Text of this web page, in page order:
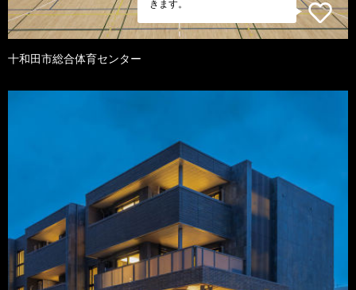
きます。
十和田市総合体育センター